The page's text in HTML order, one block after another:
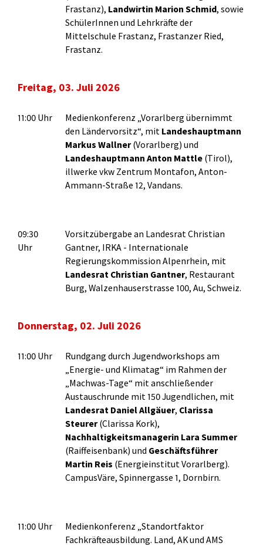
Frastanz), Landwirtin Marion Schmid, sowie
SchülerInnen und Lehrkräfte der
Mittelschule Frastanz, Frastanzer Ried,
Frastanz.
Freitag, 03. Juli 2026
11:00 Uhr
Medienkonferenz „Vorarlberg übernimmt
den Ländervorsitz“, mit Landeshauptmann
Markus Wallner(Vorarlberg) und
Landeshauptmann Anton Mattle (Tirol),
illwerke vkw Zentrum Montafon, Anton-
Ammann-Straße 12, Vandans.
09:30
Uhr
Vorsitzübergabe an Landesrat Christian
Gantner, IRKA - Internationale
Regierungskommission Alpenrhein, mit
Landesrat Christian Gantner, Restaurant
Burg, Walzenhauserstrasse 100, Au, Schweiz.
Donnerstag, 02. Juli 2026
11:00 Uhr
Rundgang durch Jugendworkshops am
„Energie- und Klimatag“ im Rahmen der
„Machwas-Tage“ mit anschließender
Austauschrunde mit 150 Jugendlichen, mit
Landesrat Daniel Allgäuer, Clarissa
Steurer(Clarissa Kork),
Nachhaltigkeitsmanagerin Lara Summer
(Raiffeisenbank) und Geschäftsführer
Martin Reis (Energieinstitut Vorarlberg).
CampusVäre, Spinnergasse 1, Dornbirn.
11:00 Uhr
Medienkonferenz „Standortfaktor
Fachkräfteausbildung. Land, AK und AMS